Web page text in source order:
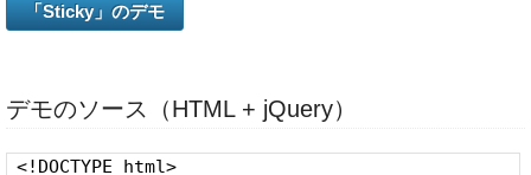
「Sticky」のデモ
デモのソース（HTML + jQuery）
<!DOCTYPE html>